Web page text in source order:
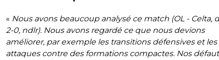
« Nous avons beaucoup analysé ce match (OL - Celta,
2-0, ndlr). Nous avons regardé ce que nous devions
améliorer, par exemple les transitions défensives et les
attaques contre des formations compactes. Nos